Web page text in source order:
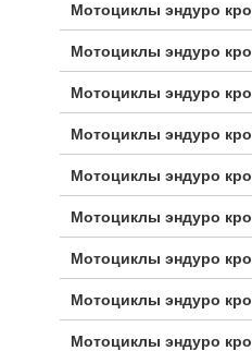
Мотоциклы эндуро
Мотоциклы эндуро
Мотоциклы эндуро
Мотоциклы эндуро
Мотоциклы эндуро
Мотоциклы эндуро
Мотоциклы эндуро
Мотоциклы эндуро
Мотоциклы эндуро